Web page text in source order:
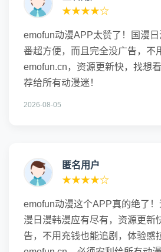
★★★★☆
emofun动漫APP太赞了！国漫
番超方便，而且完全没广告，不
emofun.cn，资源更新快，找想
荐给所有动漫迷！
2026-08-05
匿名用户
★★★★☆
emofun动漫这个APP真的绝了
漫日漫韩漫应有尽有，资源更新
告，不用充钱也能追剧，体验感